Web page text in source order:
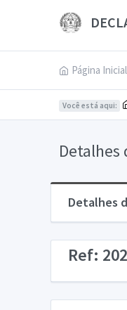
Página Inicial
Você está aqui:
Detalhes
Detalhes
Ref: